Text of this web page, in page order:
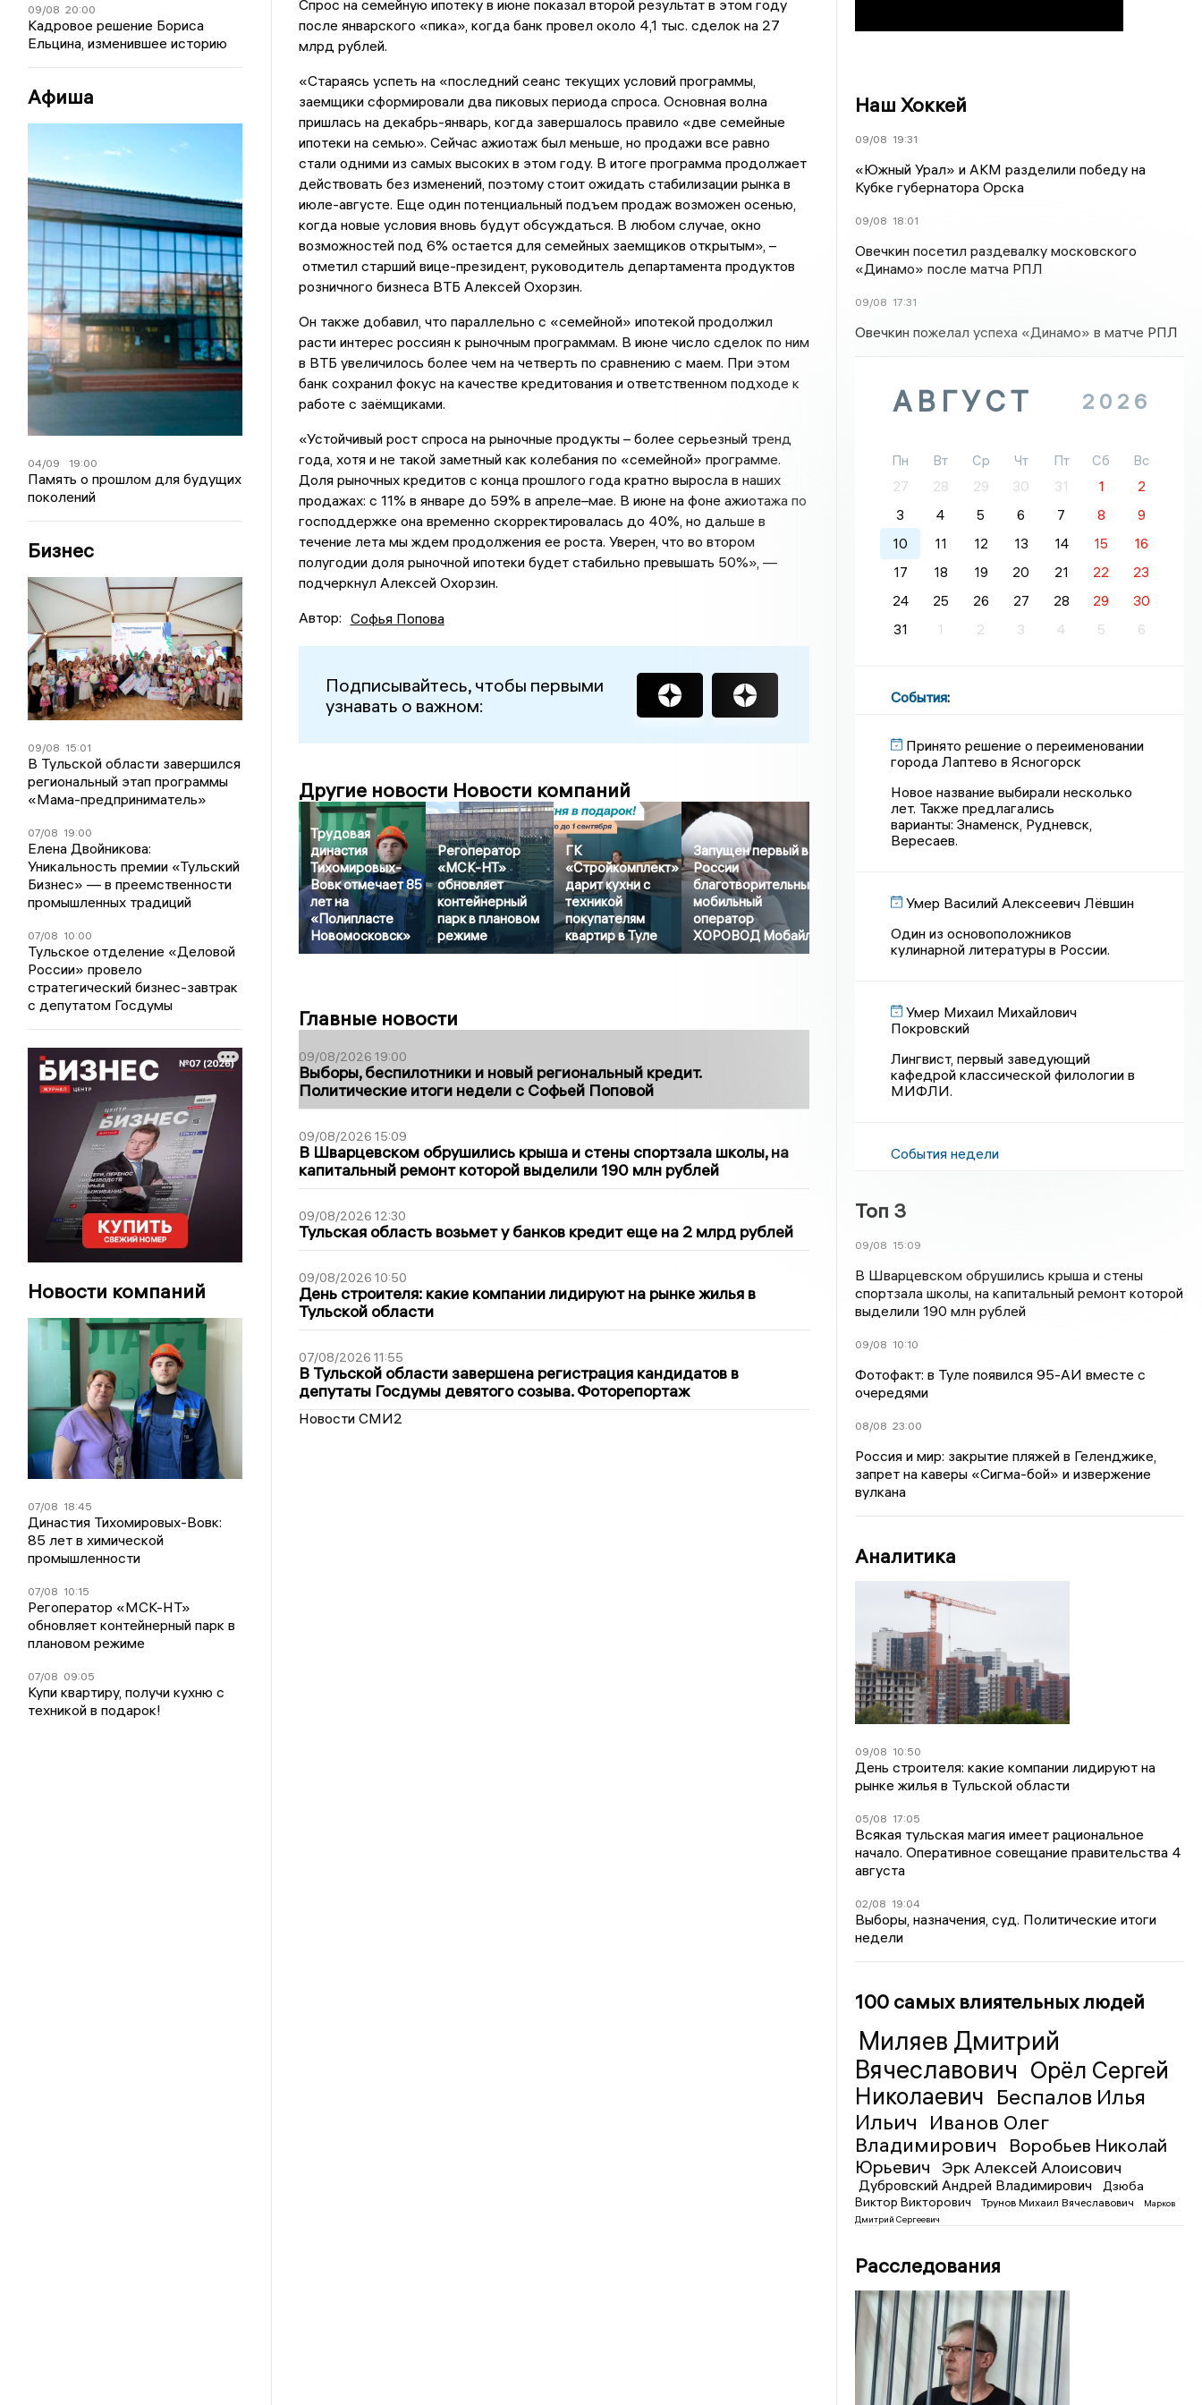
09/08 20:00
Кадровое решение Бориса
Ельцина, изменившее историю
Афиша
04/09 19:00
Память о прошлом для будущих
поколений
Бизнес
09/08 15:01
В Тульской области завершился
региональный этап программы
«Мама-предприниматель»
07/08 19:00
Елена Двойникова:
Уникальность премии «Тульский
Бизнес» — в преемственности
промышленных традиций
07/08 10:00
Тульское отделение «Деловой
России» провело
стратегический бизнес-завтрак
с депутатом Госдумы
Новости компаний
07/08 18:45
Династия Тихомировых-Вовк:
85 лет в химической
промышленности
07/08 10:15
Регоператор «МСК-НТ»
обновляет контейнерный парк в
плановом режиме
07/08 09:05
Купи квартиру, получи кухню с
техникой в подарок!
Спрос на семейную ипотеку в июне показал второй результат в этом году
после январского «пика», когда банк провел около 4,1 тыс. сделок на 27
млрд рублей.
«Стараясь успеть на «последний сеанс текущих условий программы,
заемщики сформировали два пиковых периода спроса. Основная волна
пришлась на декабрь-январь, когда завершалось правило «две семейные
ипотеки на семью». Сейчас ажиотаж был меньше, но продажи все равно
стали одними из самых высоких в этом году. В итоге программа продолжает
действовать без изменений, поэтому стоит ожидать стабилизации рынка в
июле-августе. Еще один потенциальный подъем продаж возможен осенью,
когда новые условия вновь будут обсуждаться. В любом случае, окно
возможностей под 6% остается для семейных заемщиков открытым», –
отметил старший вице-президент, руководитель департамента продуктов
розничного бизнеса ВТБ Алексей Охорзин.
Он также добавил, что параллельно с «семейной» ипотекой продолжил
расти интерес россиян к рыночным программам. В июне число сделок по ним
в ВТБ увеличилось более чем на четверть по сравнению с маем. При этом
банк сохранил фокус на качестве кредитования и ответственном подходе к
работе с заёмщиками.
«Устойчивый рост спроса на рыночные продукты – более серьезный тренд
года, хотя и не такой заметный как колебания по «семейной» программе.
Доля рыночных кредитов с конца прошлого года кратно выросла в наших
продажах: с 11% в январе до 59% в апреле–мае. В июне на фоне ажиотажа по
господдержке она временно скорректировалась до 40%, но дальше в
течение лета мы ждем продолжения ее роста. Уверен, что во втором
полугодии доля рыночной ипотеки будет стабильно превышать 50%», —
подчеркнул Алексей Охорзин.
Автор: Софья Попова
Подписывайтесь, чтобы первыми
узнавать о важном:
Другие новости Новости компаний
Трудовая
династия
Тихомировых-
Вовк отмечает 85
лет на
«Полипласте
Новомосковск»
Регоператор
«МСК-НТ»
обновляет
контейнерный
парк в плановом
режиме
ГК
«Стройкомплект»
дарит кухни с
техникой
покупателям
квартир в Туле
Запущен первый в
России
благотворительный
мобильный
оператор
ХОРОВОД Мобайл
Главные новости
09/08/2026 19:00
Выборы, беспилотники и новый региональный кредит.
Политические итоги недели с Софьей Поповой
09/08/2026 15:09
В Шварцевском обрушились крыша и стены спортзала школы, на
капитальный ремонт которой выделили 190 млн рублей
09/08/2026 12:30
Тульская область возьмет у банков кредит еще на 2 млрд рублей
09/08/2026 10:50
День строителя: какие компании лидируют на рынке жилья в
Тульской области
07/08/2026 11:55
В Тульской области завершена регистрация кандидатов в
депутаты Госдумы девятого созыва. Фоторепортаж
Новости СМИ2
Наш Хоккей
09/08 19:31
«Южный Урал» и АКМ разделили победу на
Кубке губернатора Орска
09/08 18:01
Овечкин посетил раздевалку московского
«Динамо» после матча РПЛ
09/08 17:31
Овечкин пожелал успеха «Динамо» в матче РПЛ
АВГУСТ 2026
Пн Вт Ср Чт Пт Сб
Вс
27
28 29 30 31 1
2
3
4 5 6 7 8
9
10
11 12 13 14 15
16
17
18 19 20 21 22
23
24
25 26 27 28 29
30
31
1 2 3 4 5 6
События:
Принято решение о переименовании
города Лаптево в Ясногорск
Новое название выбирали несколько
лет. Также предлагались
варианты: Знаменск, Рудневск,
Вересаев.
Умер Василий Алексеевич Лёвшин
Один из основоположников
кулинарной литературы в России.
Умер Михаил Михайлович
Покровский
Лингвист, первый заведующий
кафедрой классической филологии в
МИФЛИ.
События недели
Топ 3
09/08 15:09
В Шварцевском обрушились крыша и стены
спортзала школы, на капитальный ремонт которой
выделили 190 млн рублей
09/08 10:10
Фотофакт: в Туле появился 95-АИ вместе с
очередями
08/08 23:00
Россия и мир: закрытие пляжей в Геленджике,
запрет на каверы «Сигма-бой» и извержение
вулкана
Аналитика
09/08 10:50
День строителя: какие компании лидируют на
рынке жилья в Тульской области
05/08 17:05
Всякая тульская магия имеет рациональное
начало. Оперативное совещание правительства 4
августа
02/08 19:04
Выборы, назначения, суд. Политические итоги
недели
100 самых влиятельных людей
Миляев Дмитрий
Вячеславович Орёл Сергей
Николаевич Беспалов Илья
Ильич
Иванов Олег
Владимирович
Воробьев Николай
Юрьевич
Эрк Алексей Алоисович
Дубровский Андрей Владимирович
Дзюба
Виктор Викторович
Трунов Михаил Вячеславович
Марков
Дмитрий Сергеевич
Расследования